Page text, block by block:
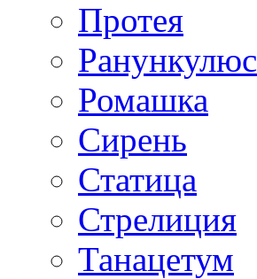
Протея
Ранункулюс
Ромашка
Сирень
Статица
Стрелиция
Танацетум